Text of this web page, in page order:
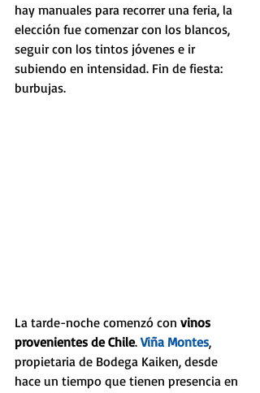
hay manuales para recorrer una feria, la
elección fue comenzar con los blancos,
seguir con los tintos jóvenes e ir
subiendo en intensidad. Fin de fiesta:
burbujas.
La tarde-noche comenzó con vinos
provenientes de Chile. Viña Montes,
propietaria de Bodega Kaiken, desde
hace un tiempo que tienen presencia en